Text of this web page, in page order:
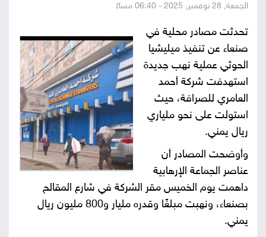
فيديوهات
صور
من
نحن
إتصل
بنا
البحث
الجمعة, 28 نوفمبر, 2025 - 06:40 مساءً
تحدثت مصادر محلية في
صنعاء عن تنفيذ ميليشيا
الحوثي عملية نهب جديدة
استهدفت شركة أحمد
العامري للصرافة، حيث
استولت على نحو ملياري
ريال يمني.
وأوضحت المصادر أن
عناصر الجماعة الإرهابية
داهمت يوم الخميس مقر الشركة في شارع المقالح
بصنعاء، ونهبت مبلغًا وقدره مليار و800 مليون ريال
يمني.